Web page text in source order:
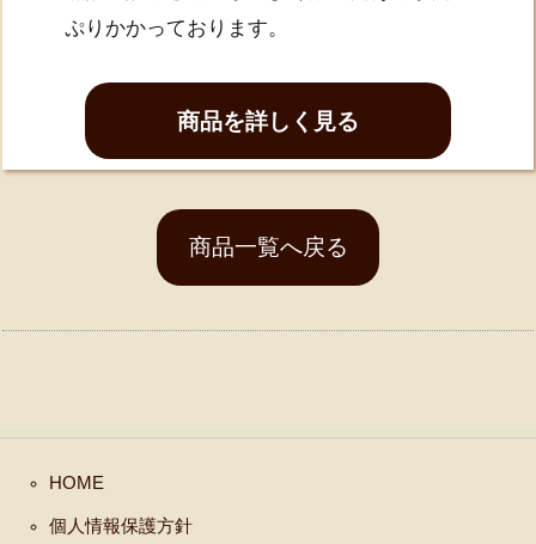
ぷりかかっております。
商品を詳しく見る
商品一覧へ戻る
HOME
個人情報保護方針